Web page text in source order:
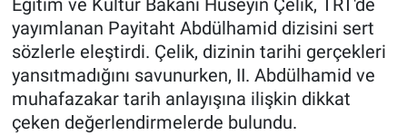
Eğitim ve Kültür Bakanı Hüseyin Çelik, TRT'de
yayımlanan Payitaht Abdülhamid dizisini sert
sözlerle eleştirdi. Çelik, dizinin tarihi gerçekleri
yansıtmadığını savunurken, II. Abdülhamid ve
muhafazakar tarih anlayışına ilişkin dikkat
çeken değerlendirmelerde bulundu.
ASTROLOJİ
MANŞET
RESMİ İLANLAR